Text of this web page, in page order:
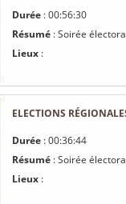
Durée : 00:56:30
Résumé : Soirée
Lieux :
ELECTIONS
Durée : 00:36:44
Résumé : Soirée
Lieux :